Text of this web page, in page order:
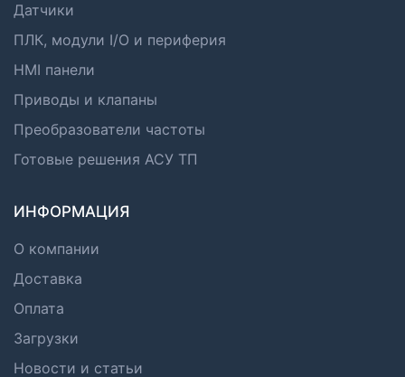
Датчики
ПЛК, модули I/O и периферия
HMI панели
Приводы и клапаны
Преобразователи частоты
Готовые решения АСУ ТП
ИНФОРМАЦИЯ
О компании
Доставка
Оплата
Загрузки
Новости и статьи